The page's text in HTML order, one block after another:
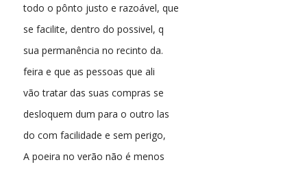
todo o pônto justo e razoável, que
se facilite, dentro do possivel, q
sua permanência no recinto da.
feira e que as pessoas que ali
vão tratar das suas compras se
desloquem dum para o outro las
do com facilidade e sem perigo,
A poeira no verão não é menos